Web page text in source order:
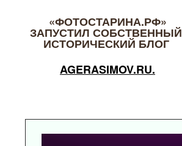
«ФОТОСТАРИНА.РФ»
ЗАПУСТИЛ СОБСТВЕННЫЙ
ИСТОРИЧЕСКИЙ БЛОГ
AGERASIMOV.RU.